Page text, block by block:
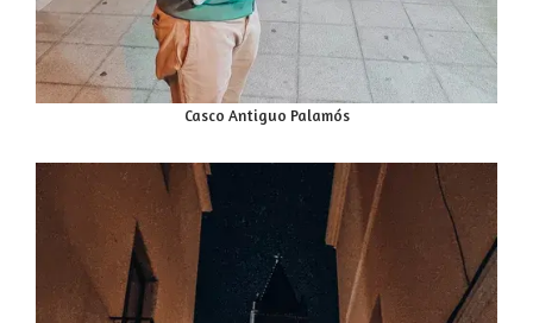
Casco Antiguo Palamós